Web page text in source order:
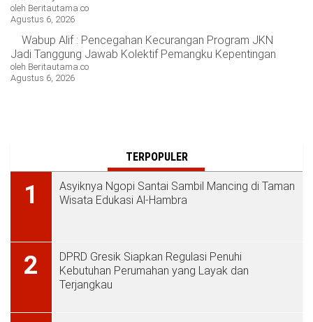
oleh Beritautama.co
Agustus 6, 2026
Wabup Alif : Pencegahan Kecurangan Program JKN
Jadi Tanggung Jawab Kolektif Pemangku Kepentingan
oleh Beritautama.co
Agustus 6, 2026
TERPOPULER
1
Asyiknya Ngopi Santai Sambil Mancing di Taman
Wisata Edukasi Al-Hambra
2
DPRD Gresik Siapkan Regulasi Penuhi
Kebutuhan Perumahan yang Layak dan
Terjangkau